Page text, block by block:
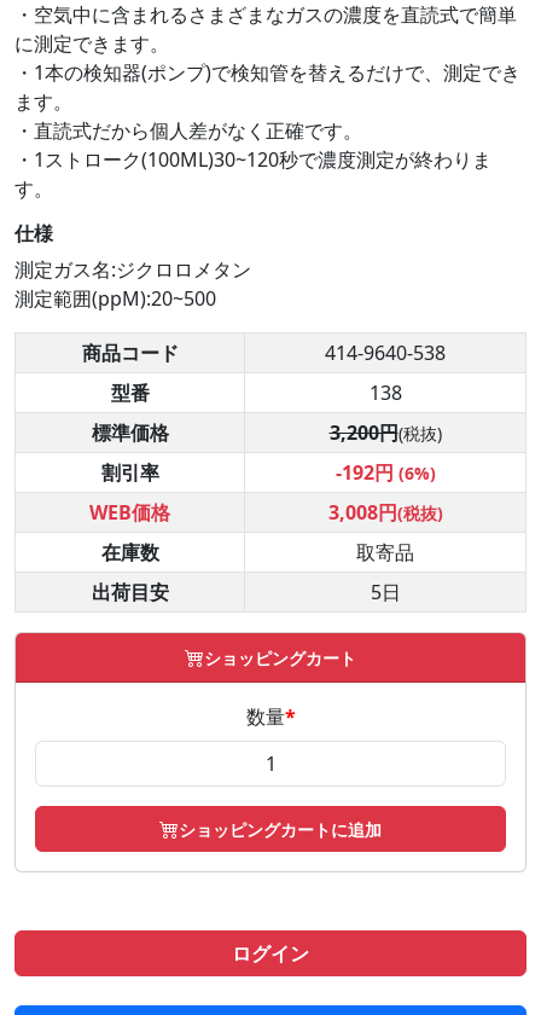
・空気中に含まれるさまざまなガスの濃度を直読式で簡単
に測定できます。
・1本の検知器(ポンプ)で検知管を替えるだけで、測定でき
ます。
・直読式だから個人差がなく正確です。
・1ストローク(100ML)30~120秒で濃度測定が終わりま
す。
仕様
測定ガス名:ジクロロメタン
測定範囲(ppM):20~500
商品コード
414-9640-538
型番
138
標準価格
3,200円(税抜)
割引率 -192円 (6%)
WEB価格 3,008円(税抜)
在庫数
取寄品
出荷目安
5日
ショッピングカート
数量*
ショッピングカートに追加
ログイン